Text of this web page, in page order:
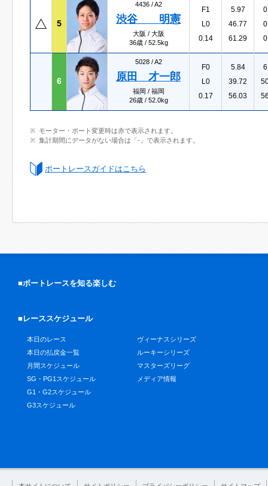
5
4436 /A2
渋谷 明憲
大阪 / 大阪
36歳 / 52.5kg
F1
L0
0.14
5.97
46.77
61.29
6
5028 /A2
原田 才一郎
福岡 / 福岡
26歳 / 52.0kg
F0
L0
0.17
5.84
39.72
56.03
モーター・ボート変更時は赤で表示されます。
集計期間にデータがない場合は「-」で表示されます。
ボートレースガイドはこちら
■ボートレースを知る楽しむ
■レーススケジュール
本日のレース
本日の払戻金一覧
月間スケジュール
SG・PG1スケジュール
G1・G2スケジュール
G3スケジュール
ヴィーナスシリーズ
ルーキーシリーズ
マスターズリーグ
メディア情報